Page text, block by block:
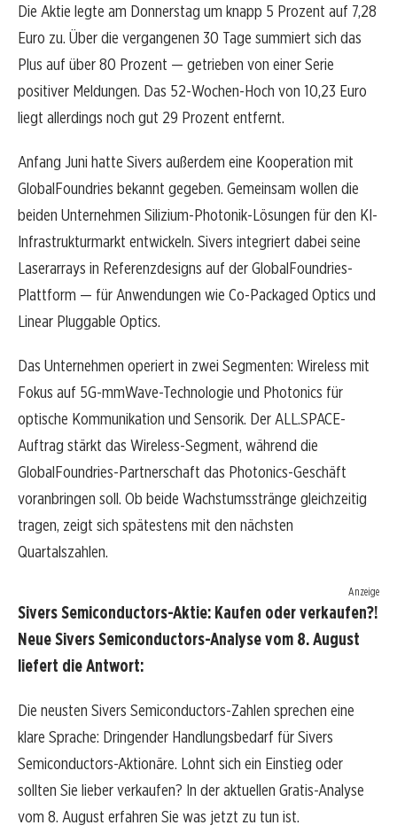
Die Aktie legte am Donnerstag um knapp 5 Prozent auf 7,28
Euro zu. Über die vergangenen 30 Tage summiert sich das
Plus auf über 80 Prozent — getrieben von einer Serie
positiver Meldungen. Das 52-Wochen-Hoch von 10,23 Euro
liegt allerdings noch gut 29 Prozent entfernt.
Anfang Juni hatte Sivers außerdem eine Kooperation mit
GlobalFoundries bekannt gegeben. Gemeinsam wollen die
beiden Unternehmen Silizium-Photonik-Lösungen für den KI-
Infrastrukturmarkt entwickeln. Sivers integriert dabei seine
Laserarrays in Referenzdesigns auf der GlobalFoundries-
Plattform — für Anwendungen wie Co-Packaged Optics und
Linear Pluggable Optics.
Das Unternehmen operiert in zwei Segmenten: Wireless mit
Fokus auf 5G-mmWave-Technologie und Photonics für
optische Kommunikation und Sensorik. Der ALL.SPACE-
Auftrag stärkt das Wireless-Segment, während die
GlobalFoundries-Partnerschaft das Photonics-Geschäft
voranbringen soll. Ob beide Wachstumsstränge gleichzeitig
tragen, zeigt sich spätestens mit den nächsten
Quartalszahlen.
Anzeige
Sivers Semiconductors-Aktie: Kaufen oder verkaufen?!
Neue Sivers Semiconductors-Analyse vom 8. August
liefert die Antwort:
Die neusten Sivers Semiconductors-Zahlen sprechen eine
klare Sprache: Dringender Handlungsbedarf für Sivers
Semiconductors-Aktionäre. Lohnt sich ein Einstieg oder
sollten Sie lieber verkaufen? In der aktuellen Gratis-Analyse
vom 8. August erfahren Sie was jetzt zu tun ist.